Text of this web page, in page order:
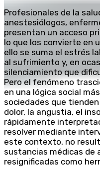
Profesionales de la
anestesiólogos,
presentan un acceso
lo que los convierte en
ello se suma el estrés
al sufrimiento y, en
silenciamiento que
Pero el fenómeno
en una lógica social
sociedades que
dolor, la angustia, el
rápidamente
resolver mediante
este contexto, no
sustancias médicas de
resignificadas como